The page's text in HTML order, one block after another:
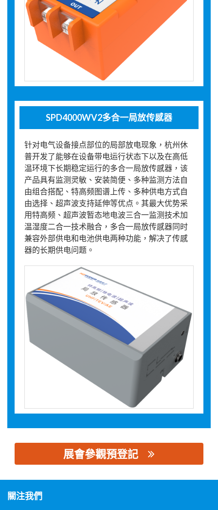
SPD4000WV2多合一局放传感器
针对电气设备接点部位的局部放电现象，杭州休
普开发了能够在设备带电运行状态下以及在高低
温环境下长期稳定运行的多合一局放传感器，该
产品具有监测灵敏、安装简便、多种监测方法自
由组合搭配、特高频图谱上传、多种供电方式自
由选择、超声波支持延伸等优点。其最大优势采
用特高频、超声波暂态地电波三合一监测技术加
温湿度二合一技术融合，多合一局放传感器同时
兼容外部供电和电池供电两种功能，解决了传感
器的长期供电问题。
展會參觀預登記
關注我們